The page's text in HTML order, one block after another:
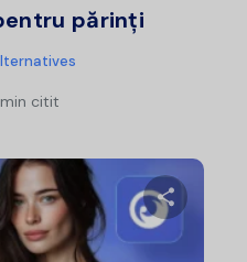
părinți
citit